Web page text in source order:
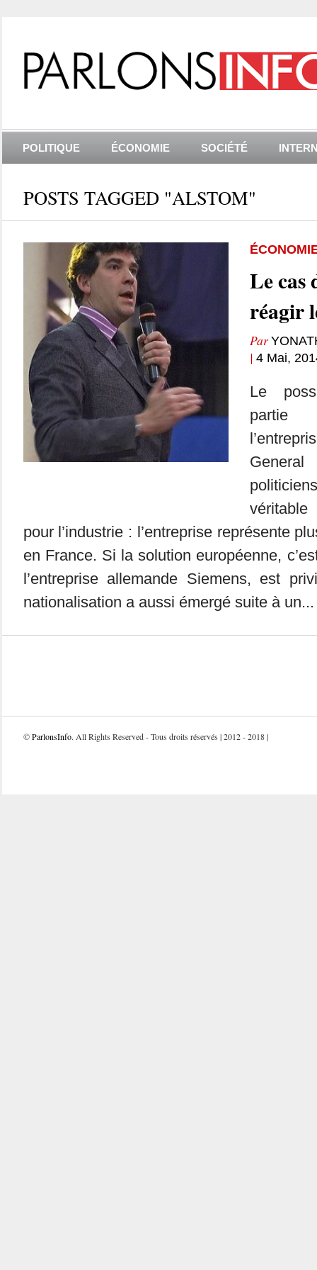
POLITIQUE ÉCONOMIE SOCIÉTÉ
POSTS TAGGED "ALSTOM"
Le cas
réagir
Par
| 4 Mai,
Le
partie
pour l’industrie : l’entreprise représente
en France. Si la solution européenne,
l’entreprise allemande Siemens, est
nationalisation a aussi émergé suite à un...
©ParlonsInfo. All Rights Reserved - Tous droits réservés | 2012 - 2018 |